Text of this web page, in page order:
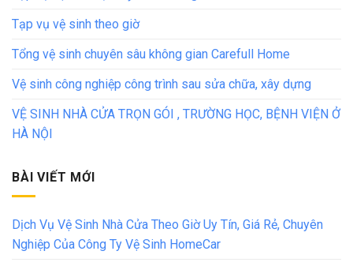
Tạp vụ vệ sinh theo giờ
Tổng vệ sinh chuyên sâu không gian Carefull Home
Vệ sinh công nghiệp công trình sau sửa chữa, xây dựng
VỆ SINH NHÀ CỬA TRỌN GÓI , TRƯỜNG HỌC, BỆNH VIỆN Ở
HÀ NỘI
BÀI VIẾT MỚI
Dịch Vụ Vệ Sinh Nhà Cửa Theo Giờ Uy Tín, Giá Rẻ, Chuyên
Nghiệp Của Công Ty Vệ Sinh HomeCar